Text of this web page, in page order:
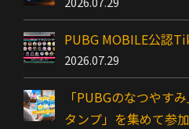
PUBG MOBILE公認
2026.07.29
「PUBGのなつやす
タンプ」を集めて参